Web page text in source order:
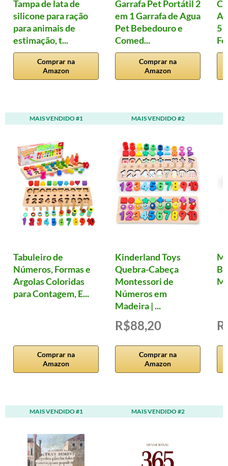
Tampa de lata de
silicone para ração
para animais de
estimação, t...
Comprar na
Amazon
Garrafa Pet Portátil 2
em 1 Garrafa de Agua
Pet Bebedouro e
Comed...
Comprar na
Amazon
5
MAIS VENDIDO #1
Tabuleiro de
Números, Formas e
Argolas Coloridas
para Contagem, E...
Comprar na
Amazon
MAIS VENDIDO #2
Kinderland Toys
Quebra-Cabeça
Montessori de
Números em
Madeira | ...
R$88,20
Comprar na
Amazon
MAIS VENDIDO #1 MAIS VENDIDO #2